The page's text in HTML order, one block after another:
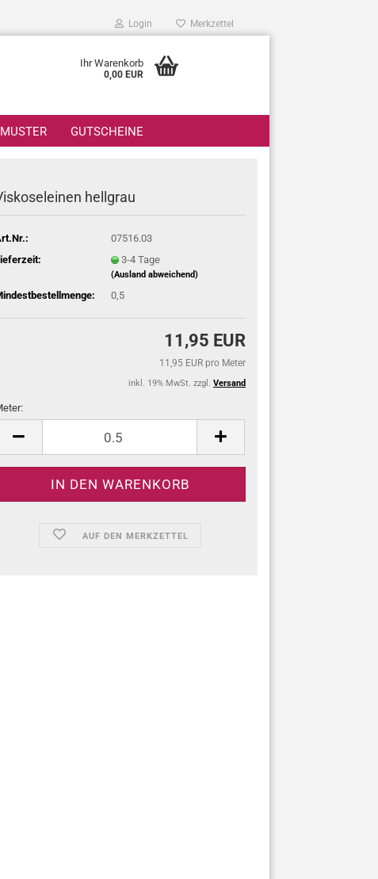
Login Merkzettel
Ihr Warenkorb
0,00 EUR
GUTSCHEINE
hellgrau
07516.03
3-4 Tage
(Ausland abweichend)
0,5
11,95 EUR
11,95 EUR pro Meter
inkl. 19% MwSt. zzgl. Versand
Meter
AUF DEN MERKZETTEL